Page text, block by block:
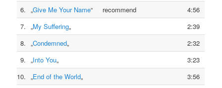
6. „Give Me Your Name“ recommend
4:56
7. „My Suffering„
2:39
8. „Condemned„
2:32
9. „Into You„
3:23
10. „End of the World„
3:56